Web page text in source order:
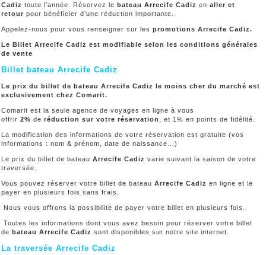
Cadiz toute l’année. Réservez le bateau Arrecife Cadiz en aller et
retour pour bénéficier d’une réduction importante.
Appelez-nous pour vous renseigner sur les promotions Arrecife Cadiz.
Le Billet Arrecife Cadiz est modifiable selon les conditions générales
de vente
Billet bateau Arrecife Cadiz
Le prix du billet de bateau Arrecife Cadiz le moins cher du marché est
exclusivement chez Comarit.
Comarit est la seule agence de voyages en ligne à vous
offrir 2% de réduction sur votre réservation , et 1% en points de fidélité.
La modification des informations de votre réservation est gratuite (vos
informations : nom & prénom, date de naissance…)
Le prix du billet de bateau Arrecife Cadiz varie suivant la saison de votre
traversée.
Vous pouvez réserver votre billet de bateau Arrecife Cadiz en ligne et le
payer en plusieurs fois sans frais.
Nous vous offrons la possibilité de payer votre billet en plusieurs fois.
Toutes les informations dont vous avez besoin pour réserver votre billet
de bateau Arrecife Cadiz sont disponibles sur notre site internet.
La traversée Arrecife Cadiz